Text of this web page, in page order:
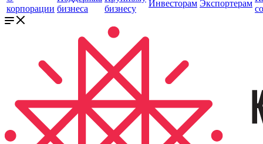
корпорации бизнеса
бизнесу
Инвесторам Экспортерам